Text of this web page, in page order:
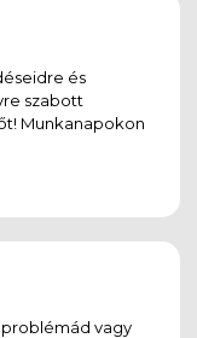
és
szabott
Munkanapokon
vagy